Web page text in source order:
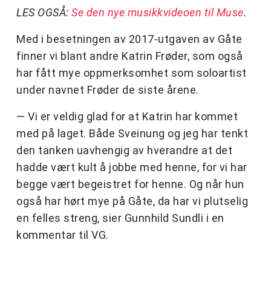
LES OGSÅ: Se den nye musikkvideoen til Muse.
Med i besetningen av 2017-utgaven av Gåte
finner vi blant andre Katrin Frøder, som også
har fått mye oppmerksomhet som soloartist
under navnet Frøder de siste årene.
— Vi er veldig glad for at Katrin har kommet
med på laget. Både Sveinung og jeg har tenkt
den tanken uavhengig av hverandre at det
hadde vært kult å jobbe med henne, for vi har
begge vært begeistret for henne. Og når hun
også har hørt mye på Gåte, da har vi plutselig
en felles streng, sier Gunnhild Sundli i en
kommentar til VG.